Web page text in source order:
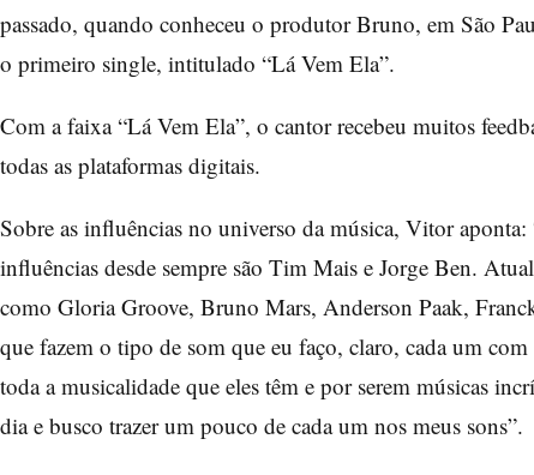
passado, quando conheceu o produtor Bruno, em São
o primeiro single, intitulado “Lá Vem Ela”.
Com a faixa “Lá Vem Ela”, o cantor recebeu muitos
todas as plataformas digitais.
Sobre as influências no universo da música, Vitor
influências desde sempre são Tim Mais e Jorge Ben.
como Gloria Groove, Bruno Mars, Anderson Paak,
que fazem o tipo de som que eu faço, claro, cada um
toda a musicalidade que eles têm e por serem músicas
dia e busco trazer um pouco de cada um nos meus sons”.